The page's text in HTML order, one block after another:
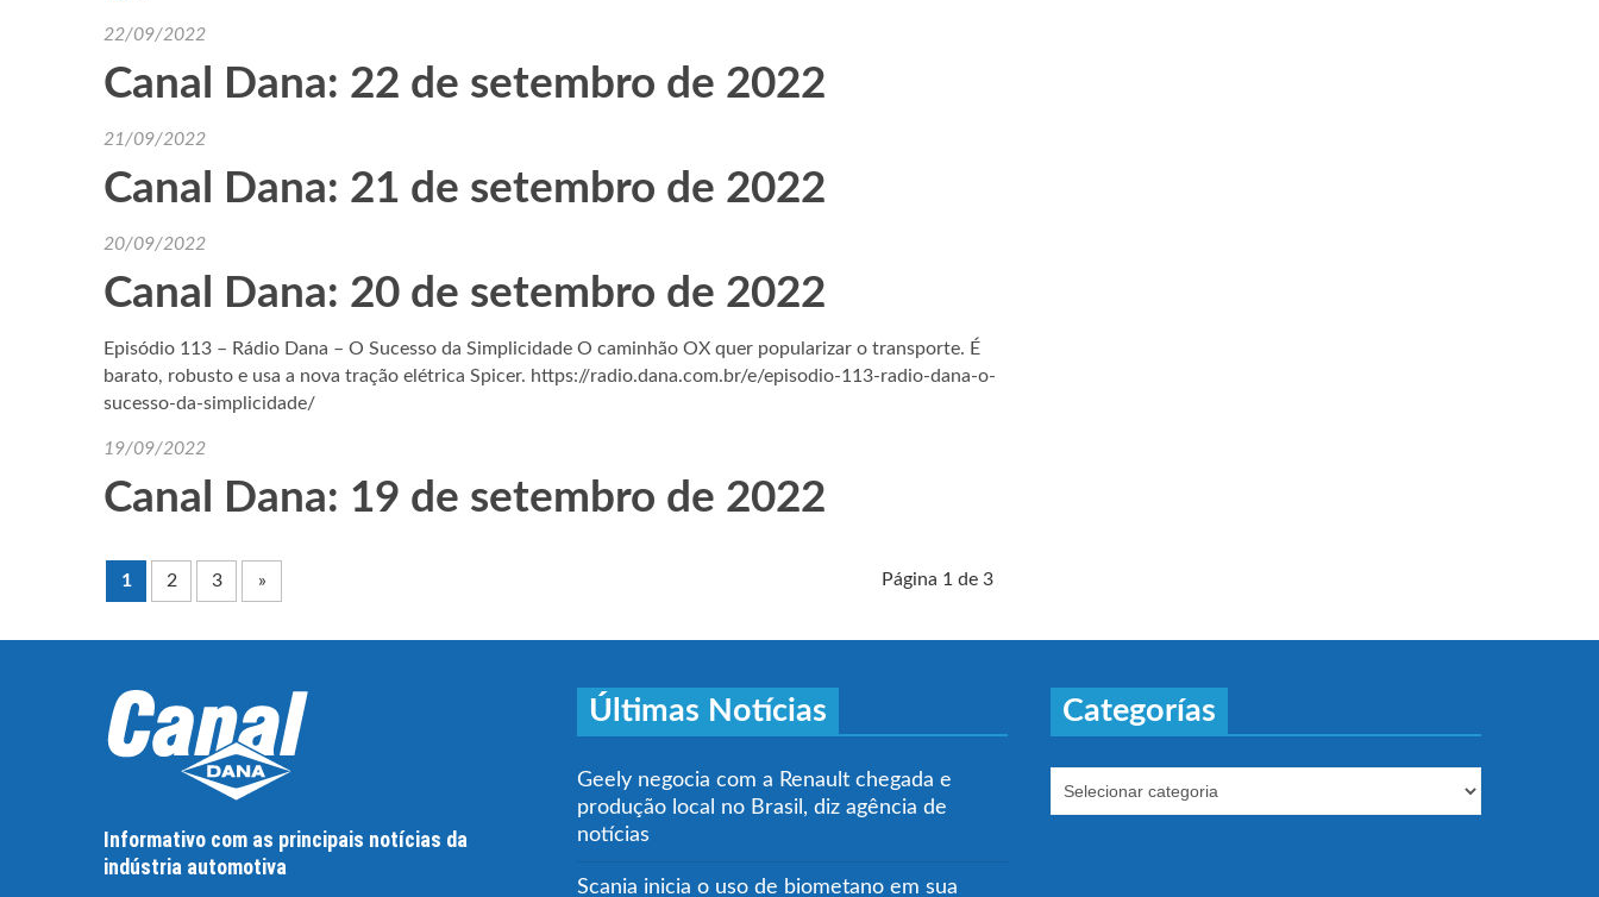
22/09/2022
Canal Dana: 22 de setembro de 2022
21/09/2022
Canal Dana: 21 de setembro de 2022
20/09/2022
Canal Dana: 20 de setembro de 2022
Episódio 113 – Rádio Dana – O Sucesso da Simplicidade O caminhão OX quer popularizar o transporte. É
barato, robusto e usa a nova tração elétrica Spicer. https://radio.dana.com.br/e/episodio-113-radio-dana-o-
sucesso-da-simplicidade/
19/09/2022
Canal Dana: 19 de setembro de 2022
Página 1 de 3
1 2 3 »
Informativo com as principais notícias da
indústria automotiva
Últimas Notícias
Geely negocia com a Renault chegada e
produção local no Brasil, diz agência de
notícias
Scania inicia o uso de biometano em sua
Categorías